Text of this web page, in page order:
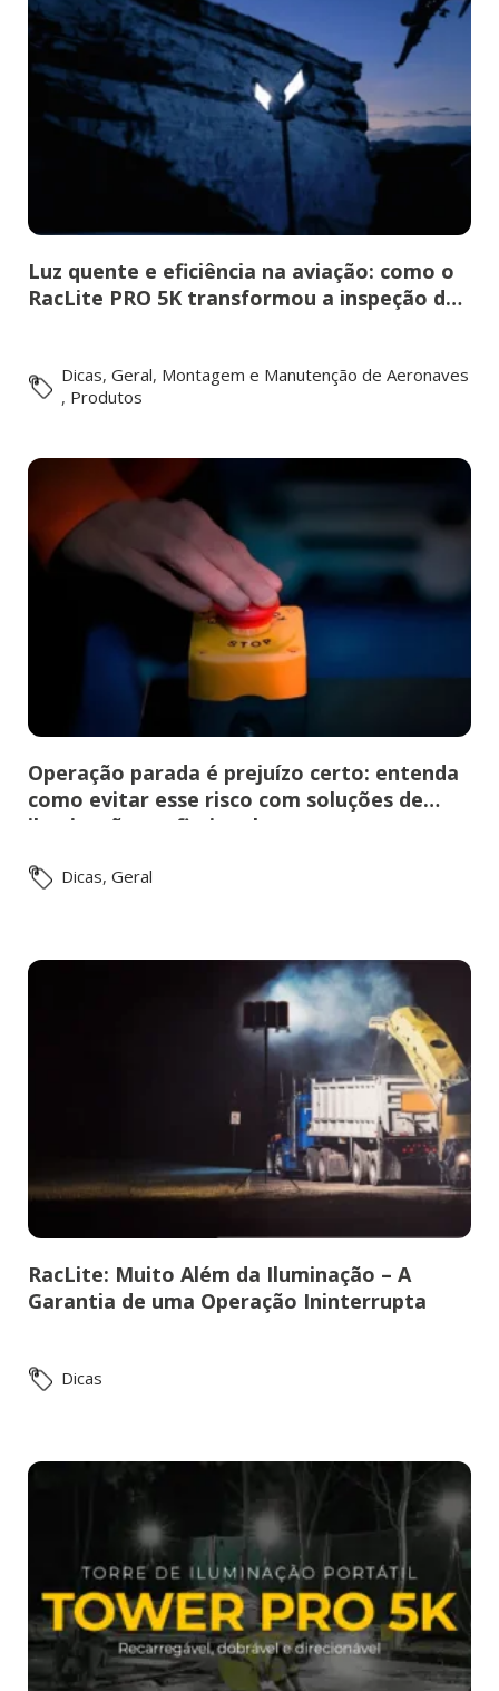
Luz quente e eficiência na aviação: como o
RacLite PRO 5K transformou a inspeção de
Dicas, Geral, Montagem e Manutenção de Aeronaves
, Produtos
Operação parada é prejuízo certo: entenda
como evitar esse risco com soluções de
iluminação profissional
Dicas, Geral
RacLite: Muito Além da Iluminação – A
Garantia de uma Operação Ininterrupta
Dicas